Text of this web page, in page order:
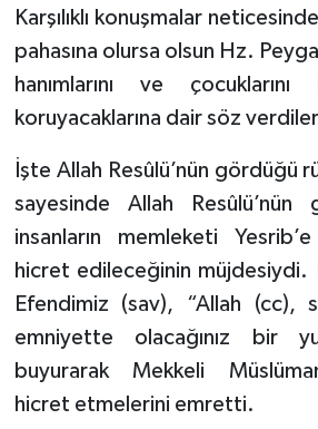
Karşılıklı konuşmalar
pahasına olursa olsun Hz.
hanımlarını ve
koruyacaklarına dair söz
İşte Allah Resûlü’nün gördüğü
sayesinde Allah Resûlü’nün
insanların memleketi
hicret edileceğinin müjdesiydi.
Efendimiz (sav), “Allah (cc),
emniyette olacağınız bir
buyurarak Mekkeli
hicret etmelerini emretti.
Kırklareli Müftülüğü
Kırşehir Müftülüğü
Konya Müftülüğü
Malatya Müftülüğü
Manisa Müftülüğü